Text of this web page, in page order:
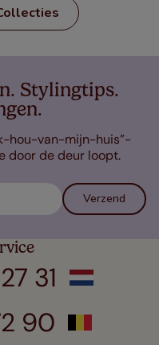
Stylingtips.
hou-van-mijn-huis”-
door de deur loopt.
Verzend
31
90